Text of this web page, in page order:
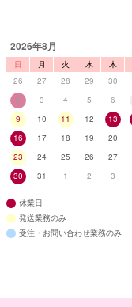
■ディティール
2026年8月
日 月 火 水 木
26
27 28 29 30
2
3 4 5 6
9
10 11 12 13
16
17 18 19 20
23
24 25 26 27
30
31 1 2 3
休業日
発送業務のみ
受注・お問い合わせ業務のみ